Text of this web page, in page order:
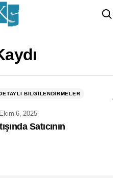
BILGILENDIRMELER
Ekim 6, 2025
Satıcının